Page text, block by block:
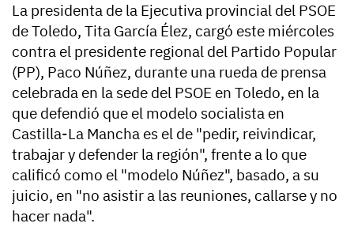
La presidenta de la Ejecutiva provincial del PSOE
de Toledo, Tita García Élez, cargó este miércoles
contra el presidente regional del Partido Popular
(PP), Paco Núñez, durante una rueda de prensa
celebrada en la sede del PSOE en Toledo, en la
que defendió que el modelo socialista en
Castilla-La Mancha es el de "pedir, reivindicar,
trabajar y defender la región", frente a lo que
calificó como el "modelo Núñez", basado, a su
juicio, en "no asistir a las reuniones, callarse y no
hacer nada".